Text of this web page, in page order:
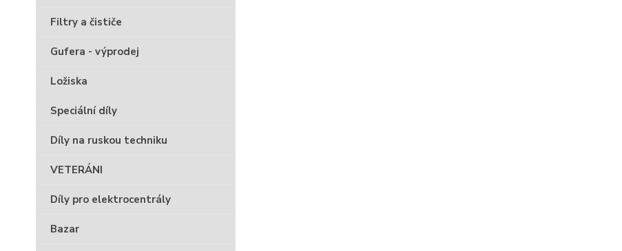
Filtry a čističe
Gufera - výprodej
Ložiska
Speciální díly
Díly na ruskou techniku
VETERÁNI
Díly pro elektrocentrály
Bazar